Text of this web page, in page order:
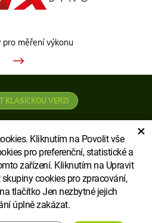
Kliknutím na Povolit vše
pro preferenční, statistické a
zařízení. Kliknutím na Upravit
cookies pro zpracování,
tlačítko Jen nezbytné jejich
úplně zakázat.
×
pro měření výkonu
KLASICKOU VERZI
LIMITED - pobočka